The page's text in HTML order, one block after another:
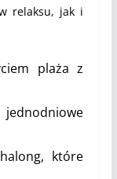
relaksu, jak i
plaża z
które